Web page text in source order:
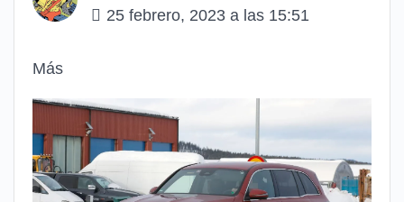
25 febrero, 2023 a las 15:51
Más